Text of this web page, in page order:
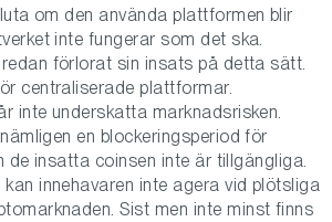
om den använda plattformen blir
inte fungerar som det ska.
förlorat sin insats på detta sätt.
centraliserade plattformar.
inte underskatta marknadsrisken.
en blockeringsperiod för
de insatta coinsen inte är tillgängliga.
innehavaren inte agera vid plötsliga
Sist men inte minst finns